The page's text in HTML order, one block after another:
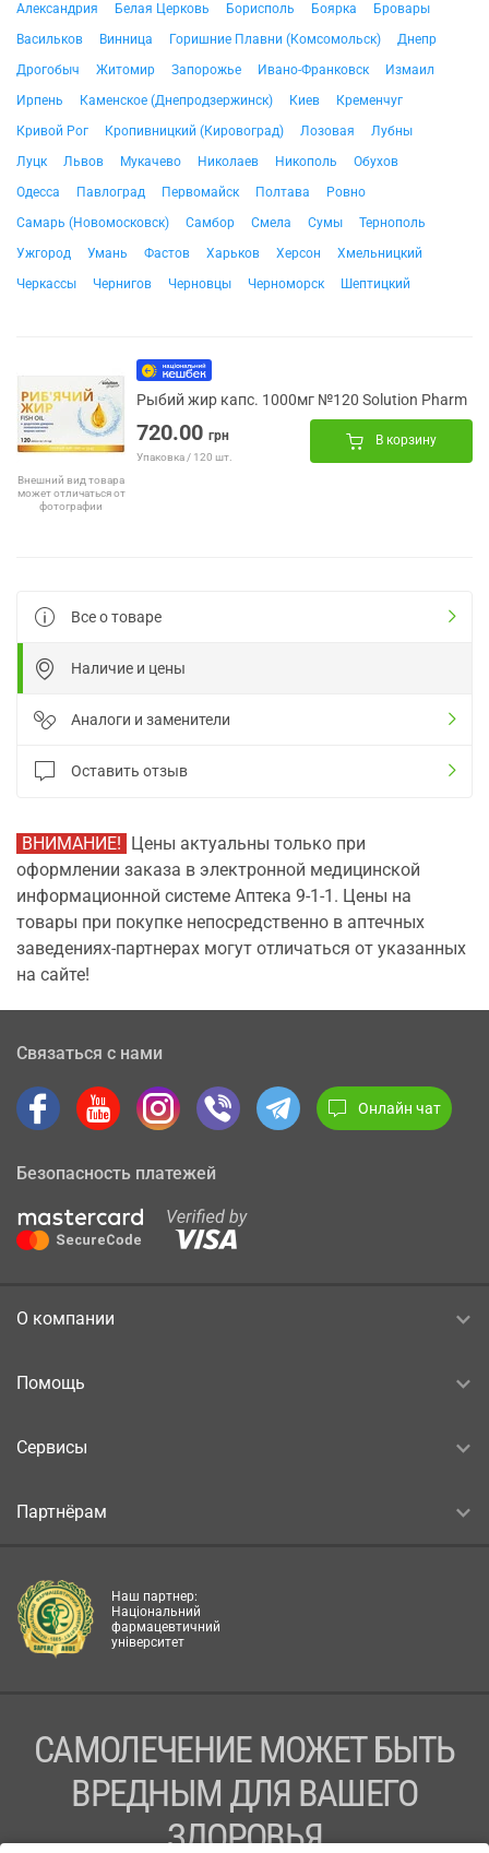
Александрия Белая Церковь Борисполь Боярка
Бровары
Васильков
Винница Горишние Плавни (Комсомольск)
Днепр
Дрогобыч
Житомир Запорожье Ивано-Франковск
Измаил
Ирпень
Каменское (Днепродзержинск) Киев
Кременчуг
Кривой Рог
Кропивницкий (Кировоград) Лозовая
Лубны
Луцк
Львов Мукачево Николаев Никополь
Обухов
Одесса
Павлоград Первомайск Полтава
Ровно
Самарь (Новомосковск)
Самбор Смела Сумы
Тернополь
Ужгород
Умань Фастов Харьков Херсон
Хмельницкий
Черкассы
Чернигов Черновцы Черноморск Шептицкий
Внешний вид товара
может отличаться от
фотографии
Рыбий жир капс. 1000мг №120 Solution Pharm
720.00 грн
Упаковка / 120 шт.
В корзину
Все о товаре
Наличие и цены
Аналоги и заменители
Оставить отзыв
ВНИМАНИЕ! Цены актуальны только при
оформлении заказа в электронной медицинской
информационной системе Аптека 9-1-1. Цены на
товары при покупке непосредственно в аптечных
заведениях-партнерах могут отличаться от указанных
на сайте!
Связаться с нами
Онлайн чат
Безопасность платежей
О компании
Помощь
Сервисы
Партнёрам
Наш партнер:
Національний
фармацевтичний
університет
САМОЛЕЧЕНИЕ МОЖЕТ БЫТЬ
ВРЕДНЫМ ДЛЯ ВАШЕГО
ЗДОРОВЬЯ